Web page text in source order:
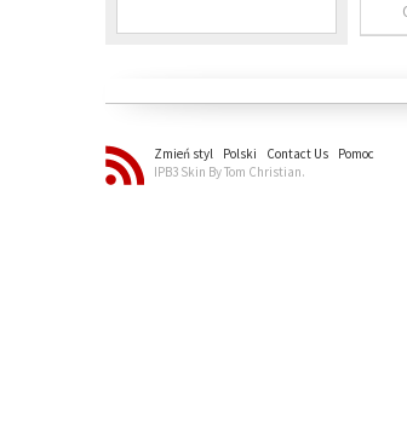
Zmień styl Polski Contact Us
Pomoc
IPB3 Skin By Tom Christian.